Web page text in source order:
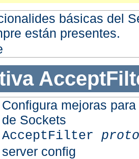
básicas del
están presentes.
Configura mejoras
de Sockets
AcceptFilter
server config